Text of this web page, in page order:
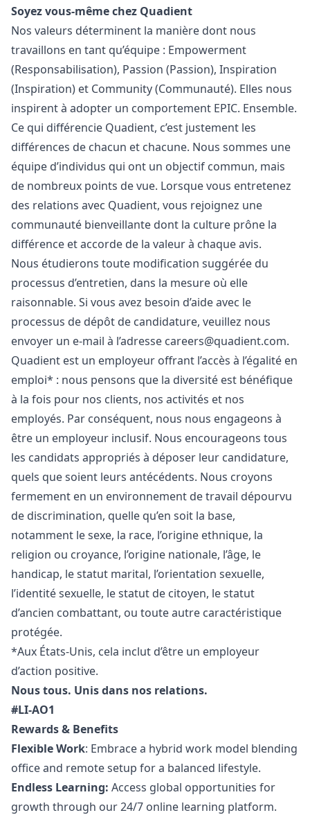
Soyez vous-même chez Quadient
Nos valeurs déterminent la manière dont nous
travaillons en tant qu’équipe : Empowerment
(Responsabilisation), Passion (Passion), Inspiration
(Inspiration) et Community (Communauté). Elles nous
inspirent à adopter un comportement EPIC. Ensemble.
Ce qui différencie Quadient, c’est justement les
différences de chacun et chacune. Nous sommes une
équipe d’individus qui ont un objectif commun, mais
de nombreux points de vue. Lorsque vous entretenez
des relations avec Quadient, vous rejoignez une
communauté bienveillante dont la culture prône la
différence et accorde de la valeur à chaque avis.
Nous étudierons toute modification suggérée du
processus d’entretien, dans la mesure où elle
raisonnable. Si vous avez besoin d’aide avec le
processus de dépôt de candidature, veuillez nous
envoyer un e-mail à l’adresse careers@quadient.com.
Quadient est un employeur offrant l’accès à l’égalité en
emploi* : nous pensons que la diversité est bénéfique
à la fois pour nos clients, nos activités et nos
employés. Par conséquent, nous nous engageons à
être un employeur inclusif. Nous encourageons tous
les candidats appropriés à déposer leur candidature,
quels que soient leurs antécédents. Nous croyons
fermement en un environnement de travail dépourvu
de discrimination, quelle qu’en soit la base,
notamment le sexe, la race, l’origine ethnique, la
religion ou croyance, l’origine nationale, l’âge, le
handicap, le statut marital, l’orientation sexuelle,
l’identité sexuelle, le statut de citoyen, le statut
d’ancien combattant, ou toute autre caractéristique
protégée.
*Aux États-Unis, cela inclut d’être un employeur
d’action positive.
Nous tous. Unis dans nos relations.
#LI-AO1
Rewards & Benefits
Flexible Work: Embrace a hybrid work model blending
office and remote setup for a balanced lifestyle.
Endless Learning: Access global opportunities for
growth through our 24/7 online learning platform.